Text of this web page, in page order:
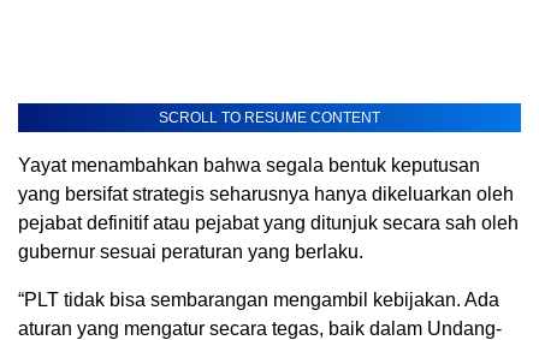
SCROLL TO RESUME CONTENT
Yayat menambahkan bahwa segala bentuk keputusan
yang bersifat strategis seharusnya hanya dikeluarkan oleh
pejabat definitif atau pejabat yang ditunjuk secara sah oleh
gubernur sesuai peraturan yang berlaku.
“PLT tidak bisa sembarangan mengambil kebijakan. Ada
aturan yang mengatur secara tegas, baik dalam Undang-